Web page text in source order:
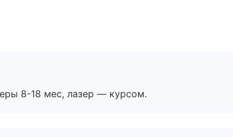
8-18 мес, лазер — курсом.